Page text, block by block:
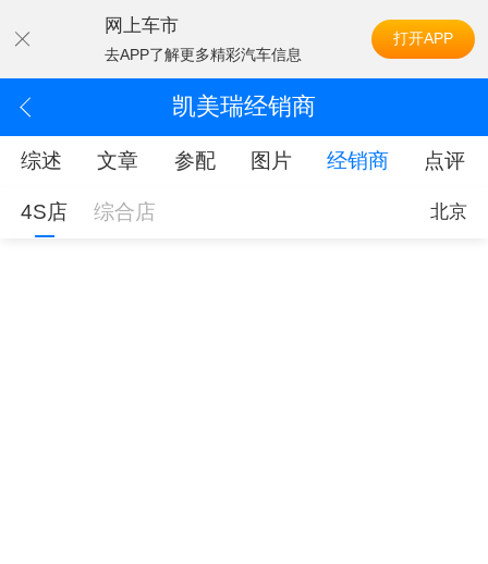
网上车市
去APP了解更多精彩汽车信息
打开APP
凯美瑞经销商
综述 文章 参配 图片 经销商 点评
4S店 综合店 北京